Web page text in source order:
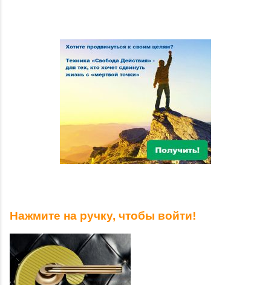
Нажмите на ручку, чтобы войти!